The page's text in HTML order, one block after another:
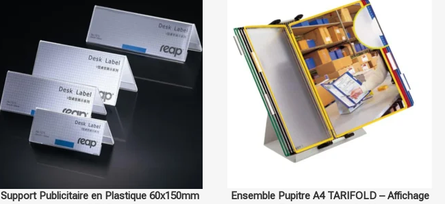
Ensemble Pupitre A4 TARIFOLD – Affichage
Stop Trottoir Double A1 en Aluminium